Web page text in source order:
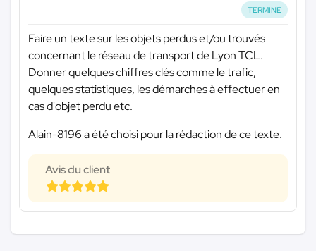
TERMINÉ
Faire un texte sur les objets perdus et/ou trouvés
concernant le réseau de transport de Lyon TCL.
Donner quelques chiffres clés comme le trafic,
quelques statistiques, les démarches à effectuer en
cas d'objet perdu etc.
Alain-8196 a été choisi pour la rédaction de ce texte.
Avis du client